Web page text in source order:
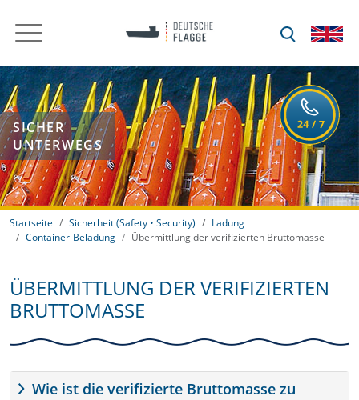
SICHER
UNTERWEGS
Startseite Sicherheit (Safety • Security)
Ladung
Container-Beladung
Übermittlung der verifizierten Bruttomasse
ÜBERMITTLUNG DER VERIFIZIERTEN
BRUTTOMASSE
Wie ist die verifizierte Bruttomasse zu